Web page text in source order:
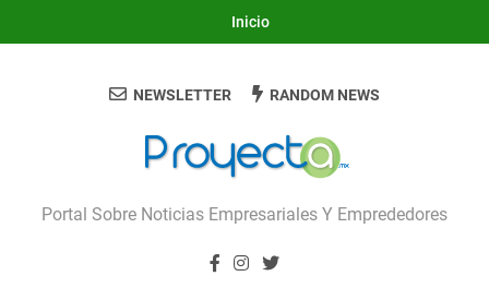
Inicio
Proyecta
Portal Sobre Noticias Empresariales Y Emprededores
NEWSLETTER RANDOM NEWS